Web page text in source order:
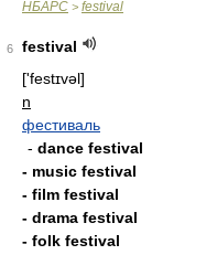
НБАРС > festival
6
festival
['festɪvəl]
n
фестиваль
- dance festival
- music festival
- film festival
- drama festival
- folk festival